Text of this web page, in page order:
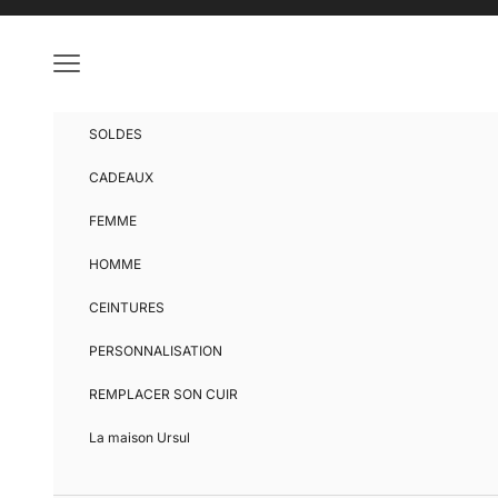
Menu
SOLDES
CADEAUX
FEMME
HOMME
CEINTURES
PERSONNALISATION
REMPLACER SON CUIR
La maison Ursul